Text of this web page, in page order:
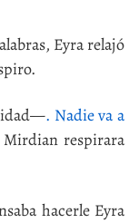
Eyra relajó
. Nadie va a
respirara
hacerle Eyra